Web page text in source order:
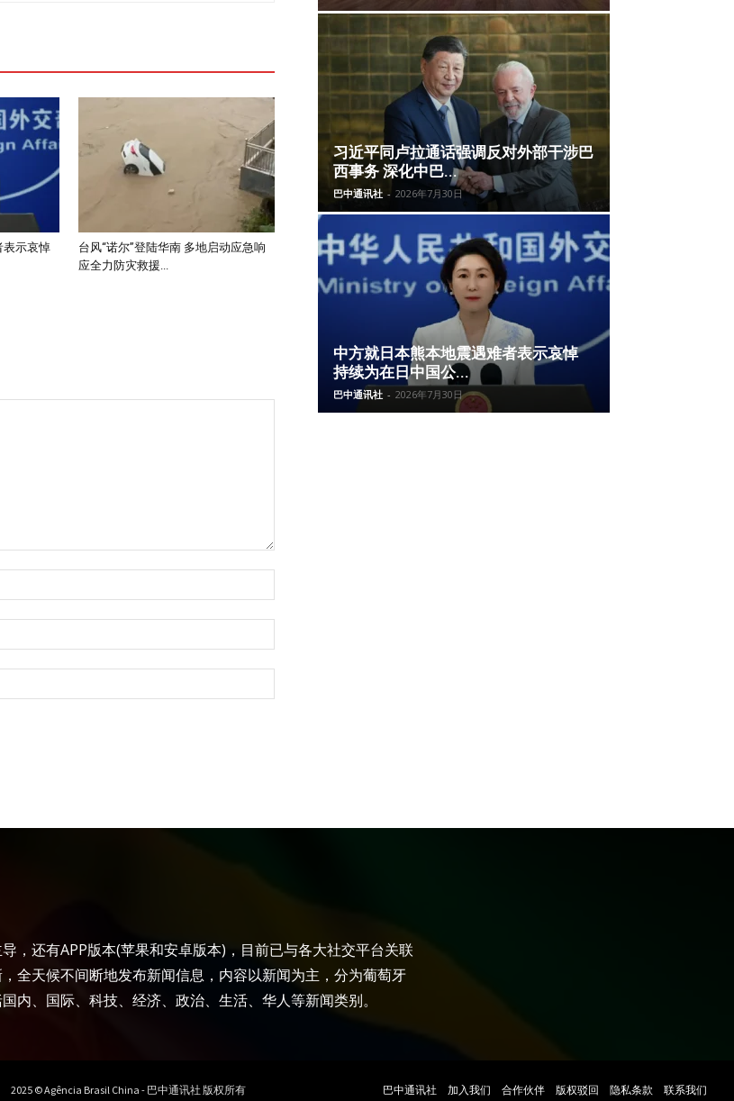
表示哀悼
台风“诺尔”登陆华南 多地启动应急响
应全力防灾救援...
习近平同卢拉通话强调反对外部干涉巴
西事务 深化中巴...
巴中通讯社 - 2026年7月30日
中方就日本熊本地震遇难者表示哀悼
持续为在日中国公...
巴中通讯社 - 2026年7月30日
，还有APP版本(苹果和安卓版本)，目前已与各大社交平台关联
全天候不间断地发布新闻信息，内容以新闻为主，分为葡萄牙
内、国际、科技、经济、政治、生活、华人等新闻类别。
2025 © Agência Brasil China - 巴中通讯社 版权所有 巴中通讯社 加入我们 合作伙伴 版权驳回 隐私条款 联系我们